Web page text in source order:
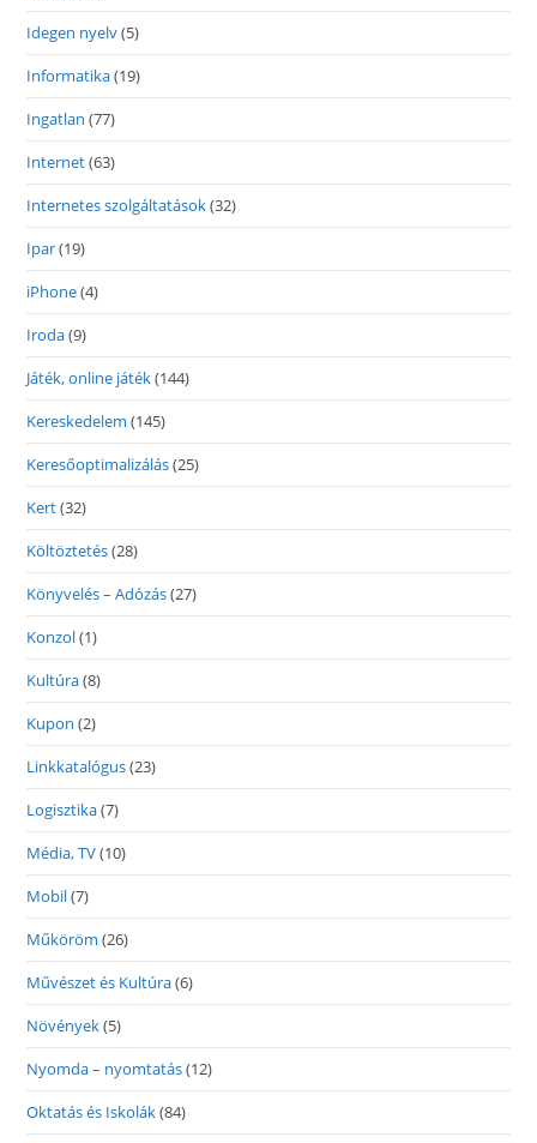
Idegen nyelv(5)
Informatika(19)
Ingatlan (77)
Internet(63)
Internetes szolgáltatások(32)
Ipar(19)
iPhone(4)
Iroda(9)
Játék, online játék(144)
Kereskedelem (145)
Keresőoptimalizálás(25)
Kert(32)
Költöztetés(28)
Könyvelés – Adózás(27)
Konzol(1)
Kultúra(8)
Kupon (2)
Linkkatalógus(23)
Logisztika(7)
Média, TV(10)
Mobil(7)
Műköröm (26)
Művészet és Kultúra(6)
Növények(5)
Nyomda – nyomtatás(12)
Oktatás és Iskolák(84)